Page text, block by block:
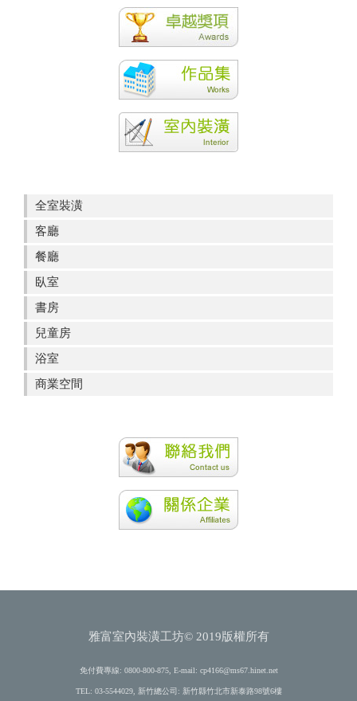
全室裝潢
客廳
餐廳
臥室
書房
兒童房
浴室
商業空間
雅富室內裝潢工坊© 2019版權所有
免付費專線: 0800-800-875, E-mail: cp4166@ms67.hinet.net
TEL: 03-5544029, 新竹總公司: 新竹縣竹北市新泰路98號6樓